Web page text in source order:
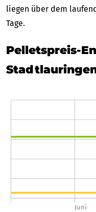
liegen über dem
Tage.
Pelletspreis-